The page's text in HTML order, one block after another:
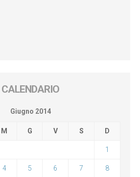
CALENDARIO
Giugno 2014
M G V S D
1
4 5 6 7 8